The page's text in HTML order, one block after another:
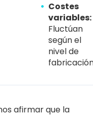
Costes
variables:
Fluctúan
según el
nivel de
afirmar que la